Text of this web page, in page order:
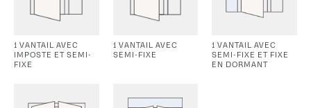
1 VANTAIL AVEC
IMPOSTE ET SEMI-
FIXE
1 VANTAIL AVEC
SEMI-FIXE
1 VANTAIL AVEC
SEMI-FIXE ET FIXE
EN DORMANT